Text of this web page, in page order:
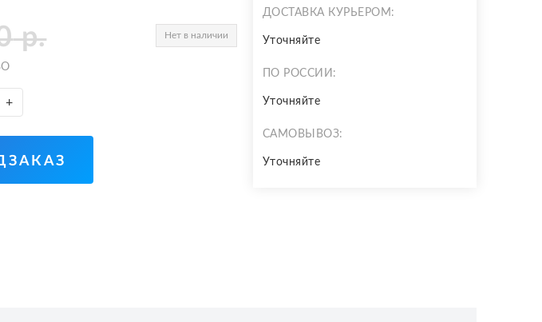
р. Нет в наличии
+
ДОСТАВКА КУРЬЕРОМ:
Уточняйте
ПО РОССИИ:
Уточняйте
САМОВЫВОЗ:
Уточняйте